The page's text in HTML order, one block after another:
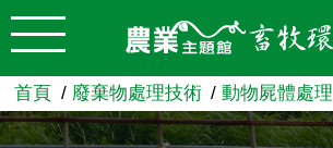
跳到主要內容
農業知識入口網
首頁 廢棄物處理技術 動物屍體處理